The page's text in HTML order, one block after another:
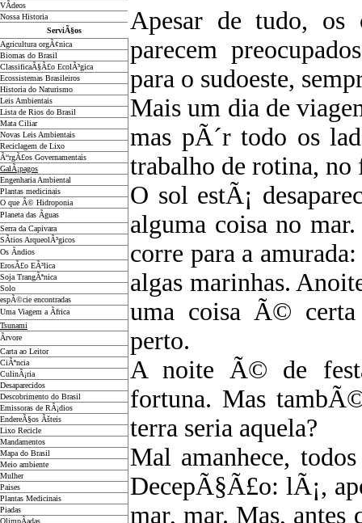
VÃ­deos
Nossa Historia
ServiÃ§os
Agricultura orgÃ¢nica
Biomas do Brasil
ClassificaÃ§Ã£o EcolÃ³gica
Ecossistemas Brasileiros
Historia do Naturismo
Leis Ambientais
Lista de Rios do Brasil
Mata Ciliar
Novas Leis Ambientais
Reciclagem de Lixo
Ã“rgÃ£os Governamentais
GalÃ¡pagos
Engenharia Ambiental
Plantas medicinais
O que Ã© Hidroponia
Planeta das Ãguas
Serra da Capivara
SÃ­tios ArqueolÃ³gicos
Os Ãndios
ErosÃ£o EÃ³lica
Soja TrangÃªnica
Solo
espÃ©cie encontradas
Uma Viagem a Ãfrica
Tsunami
Ãrvore
Carta ao Leitor
CiÃªncia
CulinÃ¡ria
Desaparecidos
Descobrimento do Brasil
Emissoras de RÃ¡dios
EndereÃ§os Ãšteis
Lixo Recicle
Mandamentos
Mapa do Brasil
Meio ambiente
Mulher
Paises
Plantas Medicinais
Piadas
OlimpÃ­adas
Apesar de tudo, os
parecem
para o sudoeste,
Mais um dia de
mas pÃ´r todo os
trabalho de rotina, no
O sol estÃ¡
alguma coisa no
corre para a
algas marinhas.
uma coisa Ã©
perto.
A noite Ã© de
fortuna. Mas
terra seria aquela?
Mal amanhece,
DecepÃ§Ã£o: lÃ¡,
mar, mar. Mas,